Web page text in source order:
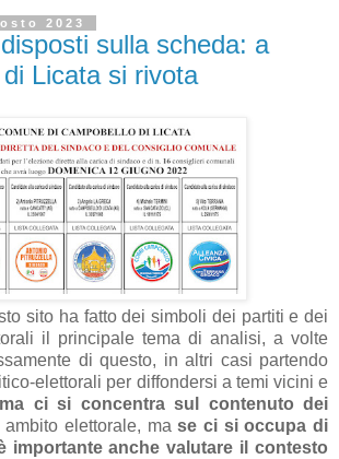
2023
sulla scheda: a
Licata si rivota
sito ha fatto dei simboli dei partiti e dei
il principale tema di analisi, a volte
di questo, in altri casi partendo
elettorali per diffondersi a temi vicini e
ci si concentra sul contenuto dei
elettorale, ma se ci si occupa di
importante anche valutare il contesto